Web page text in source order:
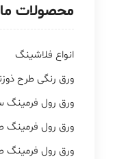
محصولات ما
انواع فلاشینگ
ورق رنگی طرح
ورق رول فرمینگ
ورق رول فرمینگ
ورق رول فرمینگ